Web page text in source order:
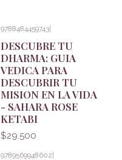
9788484459743
DESCUBRE TU
DHARMA: GUIA
VEDICA PARA
DESCUBRIR TU
MISION EN LA VIDA
- SAHARA ROSE
KETABI
$29.500
9789569948602|